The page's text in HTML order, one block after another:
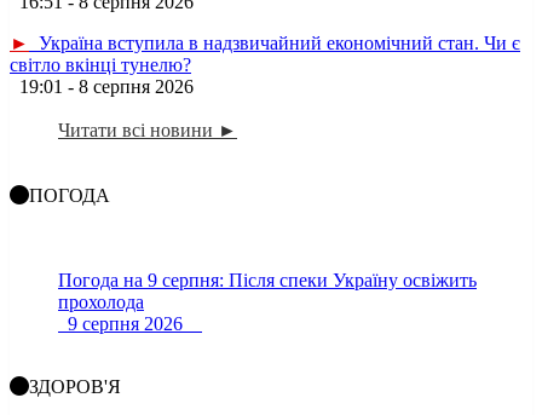
►
Україна вступила в надзвичайний економічний стан. Чи є
світло вкінці тунелю?
19:01 - 8 серпня 2026
Читати всі новини ►
ПОГОДА
Погода на 9 серпня: Після спеки Україну освіжить
прохолода
9 серпня 2026
ЗДОРОВ'Я